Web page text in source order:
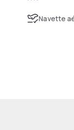
Navette